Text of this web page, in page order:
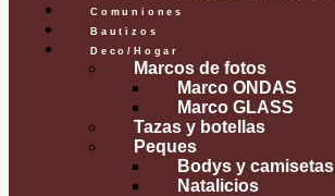
Comuniones
Bautizos
Deco/Hogar
Marcos de fotos
Marco ONDAS
Marco GLASS
Tazas y botellas
Peques
Bodys y camisetas
Natalicios